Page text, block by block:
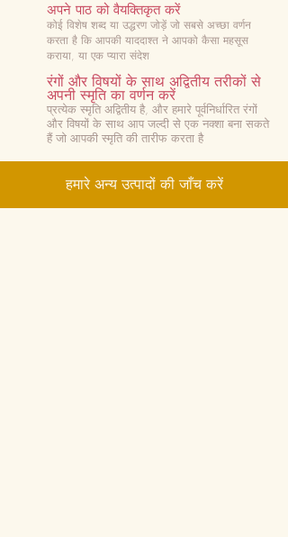
अपने पाठ को वैयक्तिकृत करें
कोई विशेष शब्द या उद्धरण जोड़ें जो सबसे अच्छा वर्णन
करता है कि आपकी याददाश्त ने आपको कैसा महसूस
कराया, या एक प्यारा संदेश
रंगों और विषयों के साथ अद्वितीय तरीकों से
अपनी स्मृति का वर्णन करें
प्रत्येक स्मृति अद्वितीय है, और हमारे पूर्वनिर्धारित रंगों
और विषयों के साथ आप जल्दी से एक नक्शा बना सकते
हैं जो आपकी स्मृति की तारीफ करता है
हमारे अन्य उत्पादों की जाँच करें